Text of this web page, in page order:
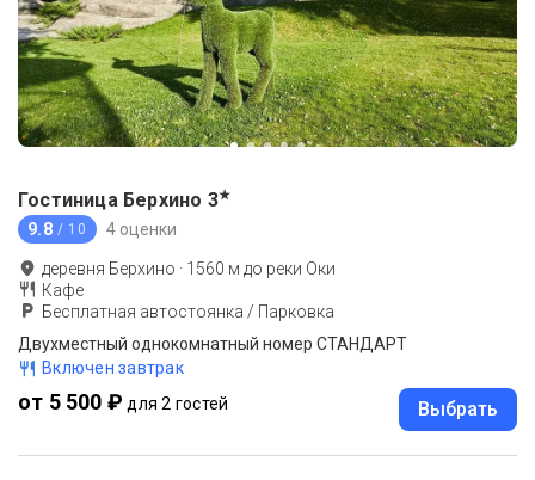
Гостиница Берхино 3★
9.8 / 10 4 оценки
деревня Берхино · 1560 м до реки Оки
Кафе
Бесплатная автостоянка / Парковка
Двухместный однокомнатный номер СТАНДАРТ
Включен завтрак
от 5 500 ₽ для 2 гостей Выбрать